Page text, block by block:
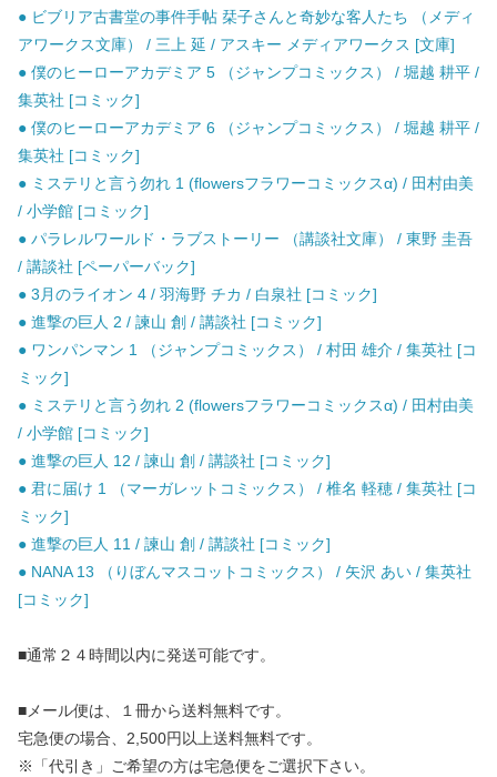
● ビブリア古書堂の事件手帖 栞子さんと奇妙な客人たち （メディ
アワークス文庫） / 三上 延 / アスキー メディアワークス [文庫]
● 僕のヒーローアカデミア 5 （ジャンプコミックス） / 堀越 耕平 /
集英社 [コミック]
● 僕のヒーローアカデミア 6 （ジャンプコミックス） / 堀越 耕平 /
集英社 [コミック]
● ミステリと言う勿れ 1 (flowersフラワーコミックスα) / 田村由美
/ 小学館 [コミック]
● パラレルワールド・ラブストーリー （講談社文庫） / 東野 圭吾
/ 講談社 [ペーパーバック]
● 3月のライオン 4 / 羽海野 チカ / 白泉社 [コミック]
● 進撃の巨人 2 / 諫山 創 / 講談社 [コミック]
● ワンパンマン 1 （ジャンプコミックス） / 村田 雄介 / 集英社 [コ
ミック]
● ミステリと言う勿れ 2 (flowersフラワーコミックスα) / 田村由美
/ 小学館 [コミック]
● 進撃の巨人 12 / 諫山 創 / 講談社 [コミック]
● 君に届け 1 （マーガレットコミックス） / 椎名 軽穂 / 集英社 [コ
ミック]
● 進撃の巨人 11 / 諫山 創 / 講談社 [コミック]
● NANA 13 （りぼんマスコットコミックス） / 矢沢 あい / 集英社
[コミック]
■通常２４時間以内に発送可能です。
■メール便は、１冊から送料無料です。
宅急便の場合、2,500円以上送料無料です。
※「代引き」ご希望の方は宅急便をご選択下さい。